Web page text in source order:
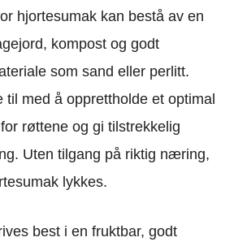
hjortesumak kan bestå av en
kompost og godt
som sand eller perlitt.
til med å opprettholde et optimal
røttene og gi tilstrekkelig
Uten tilgang på riktig næring,
lykkes.
best i en fruktbar, godt